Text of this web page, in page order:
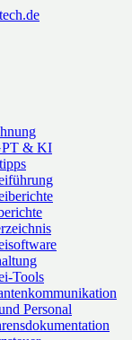
& KI
Tools
Personal